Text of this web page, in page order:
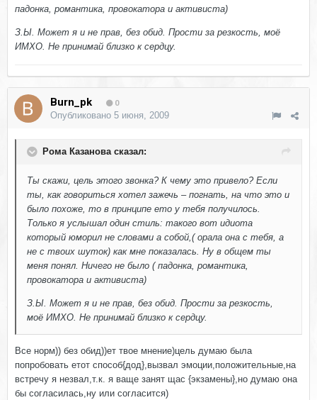
падонка, романтика, провокатора и активиста)
З.Ы. Может я и не прав, без обид. Прости за резкость, моё
ИМХО. Не принимай близко к сердцу.
Burn_pk 0
Опубликовано 5 июня, 2009
Рома Казанова сказал:
Ты скажи, цель этого звонка? К чему это привело? Если
ты, как говориться хотел зажечь – погнать, на что это и
было похоже, то в принципе eто у тебя получилось.
Только я услышал один стиль: такого вот идиота
который юморил не словами а собой,( орала она с тебя, а
не с твоих шуток) как мне показалась. Ну в общем ты
меня понял. Ничего не было ( падонка, романтика,
провокатора и активиста)
З.Ы. Может я и не прав, без обид. Прости за резкость,
моё ИМХО. Не принимай близко к сердцу.
Все норм)) без обид))ет твое мнение)цель думаю была
попробовать етот способ{дод},вызвал эмоции,положительные,на
встречу я незвал,т.к. я ваще занят щас {экзамены},но думаю она
бы согласилась,ну или согласится)